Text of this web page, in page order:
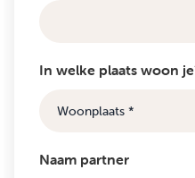
In welke plaats woon
Naam partner